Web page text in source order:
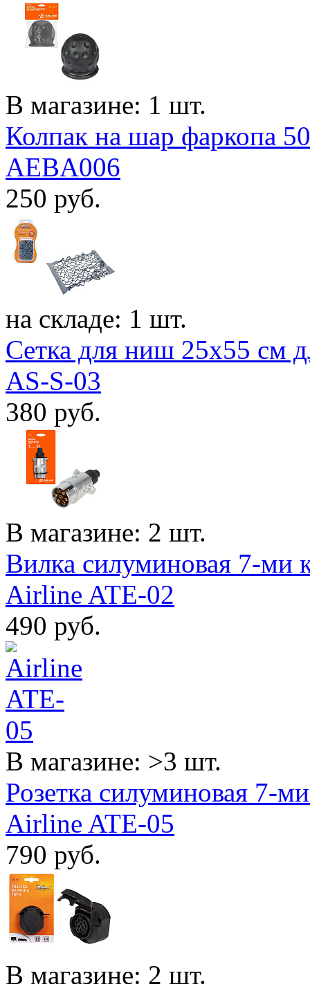
В магазине: 1 шт.
Колпак на шар фаркопа
AEBA006
250 руб.
на складе: 1 шт.
Сетка для ниш 25x55 см
AS-S-03
380 руб.
В магазине: 2 шт.
Вилка силуминовая 7-ми
Airline ATE-02
490 руб.
В магазине: >3 шт.
Розетка силуминовая 7-
Airline ATE-05
790 руб.
В магазине: 2 шт.